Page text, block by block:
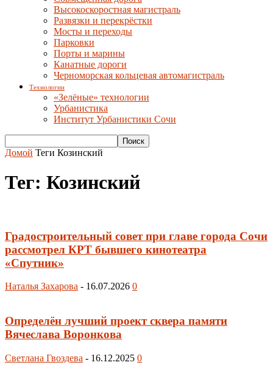
Высокоскоростная магистраль
Развязки и перекрёстки
Мосты и переходы
Парковки
Порты и марины
Канатные дороги
Черноморская кольцевая автомагистраль
Технологии
«Зелёные» технологии
Урбанистика
Институт Урбанистики Сочи
Домой Теги Козинский
Тег: Козинский
Градостроительный совет при главе города Сочи
рассмотрел КРТ бывшего кинотеатра
«Спутник»
Наталья Захарова - 16.07.2026 0
Определён лучший проект сквера памяти
Вячеслава Воронкова
Светлана Гвоздева - 16.12.2025 0